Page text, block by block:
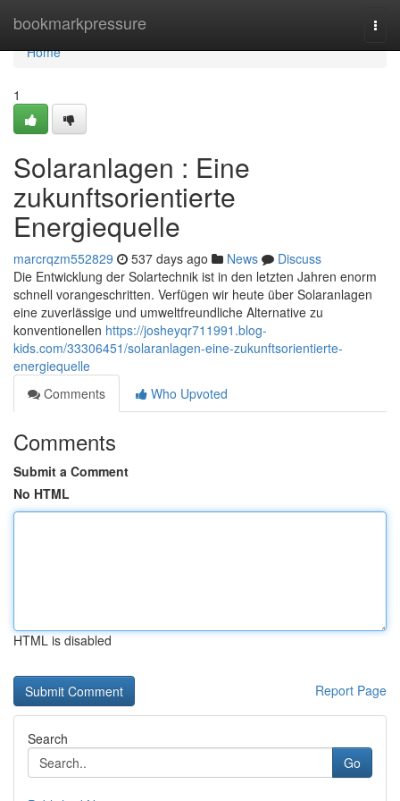
bookmarkpressure
Home
Home
1
Solaranlagen : Eine
zukunftsorientierte
Energiequelle
marcrqzm552829 537 days ago News
Discuss
Die Entwicklung der Solartechnik ist in den letzten Jahren enorm
schnell vorangeschritten. Verfügen wir heute über Solaranlagen
eine zuverlässige und umweltfreundliche Alternative zu
konventionellen https://josheyqr711991.blog-
kids.com/33306451/solaranlagen-eine-zukunftsorientierte-
energiequelle
Comments
Who Upvoted
Comments
Submit a Comment
No HTML
HTML is disabled
Report Page
Search
Go